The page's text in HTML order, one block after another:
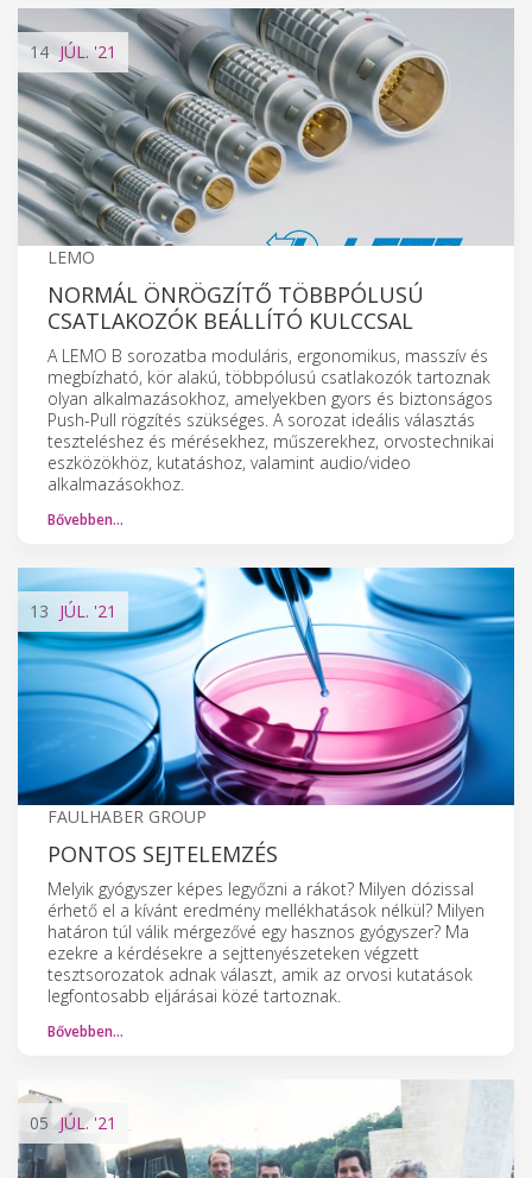
14 JÚL. '21
LEMO
NORMÁL ÖNRÖGZÍTŐ TÖBBPÓLUSÚ
CSATLAKOZÓK BEÁLLÍTÓ KULCCSAL
A LEMO B sorozatba moduláris, ergonomikus, masszív és
megbízható, kör alakú, többpólusú csatlakozók tartoznak
olyan alkalmazásokhoz, amelyekben gyors és biztonságos
Push-Pull rögzítés szükséges. A sorozat ideális választás
teszteléshez és mérésekhez, műszerekhez, orvostechnikai
eszközökhöz, kutatáshoz, valamint audio/video
alkalmazásokhoz.
Bővebben…
13 JÚL. '21
FAULHABER GROUP
PONTOS SEJTELEMZÉS
Melyik gyógyszer képes legyőzni a rákot? Milyen dózissal
érhető el a kívánt eredmény mellékhatások nélkül? Milyen
határon túl válik mérgezővé egy hasznos gyógyszer? Ma
ezekre a kérdésekre a sejttenyészeteken végzett
tesztsorozatok adnak választ, amik az orvosi kutatások
legfontosabb eljárásai közé tartoznak.
Bővebben…
05 JÚL.'21